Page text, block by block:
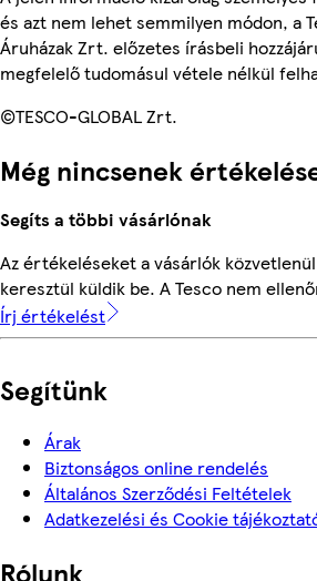
és azt nem lehet semmilyen módon, a
Áruházak Zrt. előzetes írásbeli
megfelelő tudomásul vétele nélkül
©TESCO-GLOBAL Zrt.
Még nincsenek
Segíts a többi vásárlónak
Az értékeléseket a vásárlók
keresztül küldik be. A Tesco nem
Írj értékelést
Segítünk
Árak
Biztonságos online rendelés
Általános Szerződési Feltételek
Adatkezelési és Cookie
Rólunk